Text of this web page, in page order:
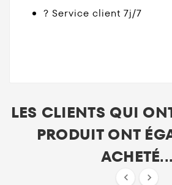
? Service client 7j/7
LES CLIENTS QUI
PRODUIT ONT
ACHETÉ...
 